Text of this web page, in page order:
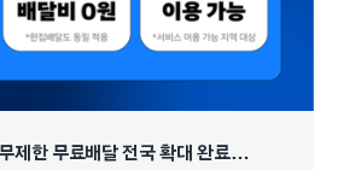
제한 무료배달 전국 확대 완료…